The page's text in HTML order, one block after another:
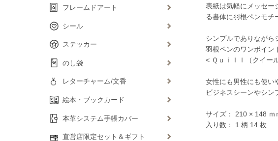
表紙は気軽にメッセー
る書体に羽根ペンモチ
シンプルでありながら
羽根ペンのワンポイン
< Ｑｕｉｌｌ（クイー
女性にも男性にも使い
ビジネスシーンやシン
サイズ： 210 × 148 ｍ
入り数： 1 柄 14 枚
フレームドアート
シール
ステッカー
のし袋
レターチャーム/文香
絵本・ブックカード
本革システム手帳カバー
直営店限定セット＆ギフト